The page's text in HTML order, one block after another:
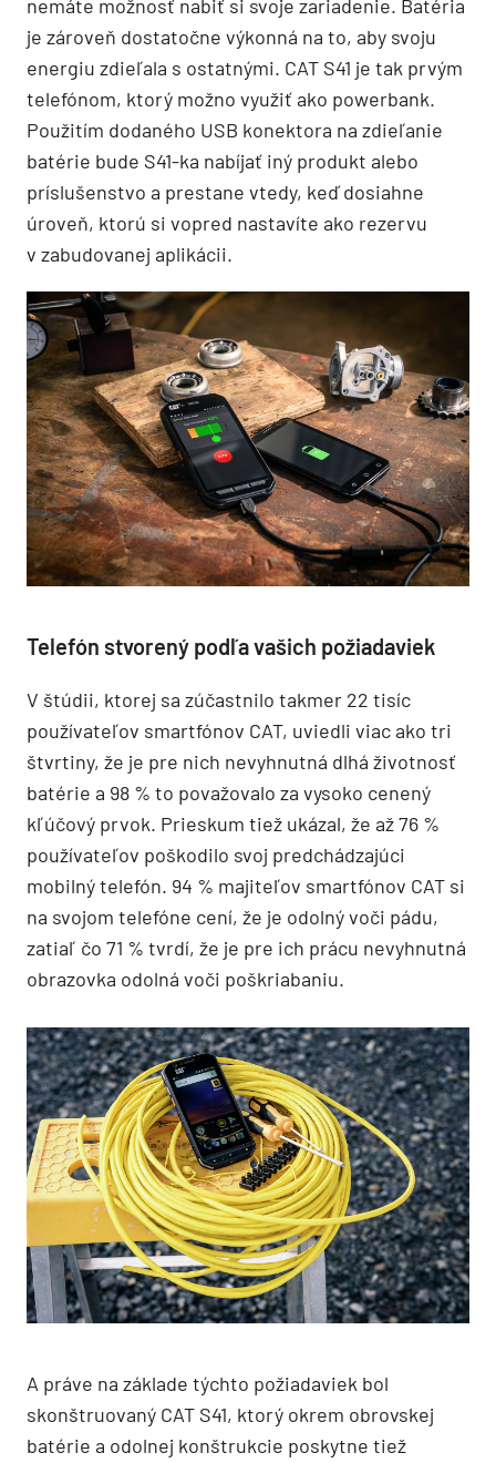
nemáte možnosť nabiť si svoje zariadenie. Batéria
je zároveň dostatočne výkonná na to, aby svoju
energiu zdieľala s ostatnými. CAT S41 je tak prvým
telefónom, ktorý možno využiť ako powerbank.
Použitím dodaného USB konektora na zdieľanie
batérie bude S41-ka nabíjať iný produkt alebo
príslušenstvo a prestane vtedy, keď dosiahne
úroveň, ktorú si vopred nastavíte ako rezervu
v zabudovanej aplikácii.
Telefón stvorený podľa vašich požiadaviek
V štúdii, ktorej sa zúčastnilo takmer 22 tisíc
používateľov smartfónov CAT, uviedli viac ako tri
štvrtiny, že je pre nich nevyhnutná dlhá životnosť
batérie a 98 % to považovalo za vysoko cenený
kľúčový prvok. Prieskum tiež ukázal, že až 76 %
používateľov poškodilo svoj predchádzajúci
mobilný telefón. 94 % majiteľov smartfónov CAT si
na svojom telefóne cení, že je odolný voči pádu,
zatiaľ čo 71 % tvrdí, že je pre ich prácu nevyhnutná
obrazovka odolná voči poškriabaniu.
A práve na základe týchto požiadaviek bol
skonštruovaný CAT S41, ktorý okrem obrovskej
batérie a odolnej konštrukcie poskytne tiež